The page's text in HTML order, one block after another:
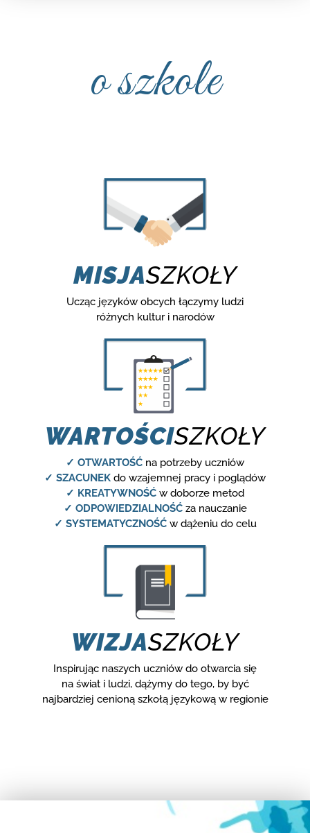
o szkole
MISJASZKOŁY
Ucząc języków obcych łączymy ludzi
różnych kultur i narodów
WARTOŚCISZKOŁY
✓ OTWARTOŚĆ na potrzeby uczniów
✓ SZACUNEK do wzajemnej pracy i poglądów
✓ KREATYWNOŚĆ w doborze metod
✓ ODPOWIEDZIALNOŚĆza nauczanie
✓ SYSTEMATYCZNOŚĆw dążeniu do celu
WIZJASZKOŁY
Inspirując naszych uczniów do otwarcia się
na świat i ludzi, dążymy do tego, by być
najbardziej cenioną szkołą językową w regionie